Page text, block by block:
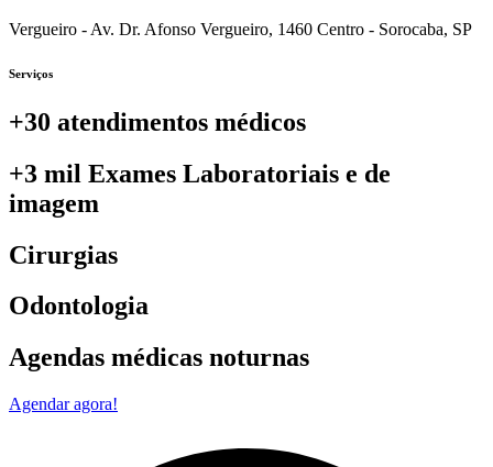
Vergueiro - Av. Dr. Afonso Vergueiro, 1460 Centro - Sorocaba, SP
Serviços
+30 atendimentos médicos
+3 mil Exames Laboratoriais e de
imagem
Cirurgias
Odontologia
Agendas médicas noturnas
Agendar agora!